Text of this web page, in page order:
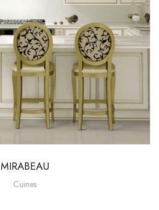
MIRABEAU
Cuines